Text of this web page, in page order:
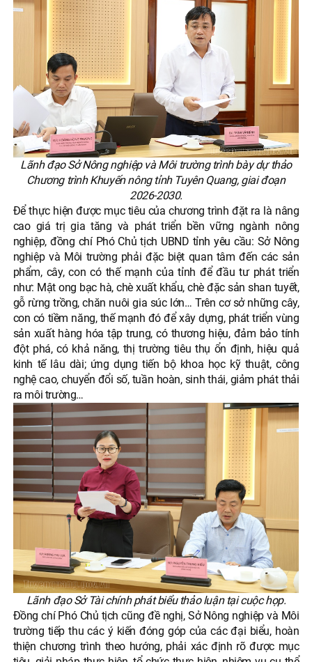
Lãnh đạo Sở Nông nghiệp và Môi trường trình bày dự thảo
Chương trình Khuyến nông tỉnh Tuyên Quang, giai đoạn
2026-2030.
Để thực hiện được mục tiêu của chương trình đặt ra là nâng
cao giá trị gia tăng và phát triển bền vững ngành nông
nghiệp, đồng chí Phó Chủ tịch UBND tỉnh yêu cầu: Sở Nông
nghiệp và Môi trường phải đặc biệt quan tâm đến các sản
phẩm, cây, con có thế mạnh của tỉnh để đầu tư phát triển
như: Mật ong bạc hà, chè xuất khẩu, chè đặc sản shan tuyết,
gỗ rừng trồng, chăn nuôi gia súc lớn… Trên cơ sở những cây,
con có tiềm năng, thế mạnh đó để xây dựng, phát triển vùng
sản xuất hàng hóa tập trung, có thương hiệu, đảm bảo tính
đột phá, có khả năng, thị trường tiêu thụ ổn định, hiệu quả
kinh tế lâu dài; ứng dụng tiến bộ khoa học kỹ thuật, công
nghệ cao, chuyển đổi số, tuần hoàn, sinh thái, giảm phát thải
ra môi trường…
Lãnh đạo Sở Tài chính phát biểu thảo luận tại cuộc họp.
Đồng chí Phó Chủ tịch cũng đề nghị, Sở Nông nghiệp và Môi
trường tiếp thu các ý kiến đóng góp của các đại biểu, hoàn
thiện chương trình theo hướng, phải xác định rõ được mục